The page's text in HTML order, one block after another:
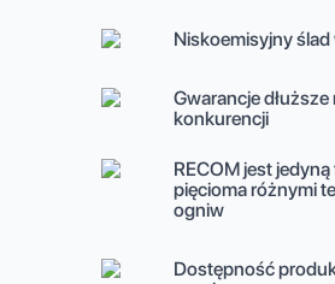
Niskoemisyjny
Gwarancje dłuższe
konkurencji
RECOM jest jedyną
pięcioma różnymi
ogniw
Dostępność